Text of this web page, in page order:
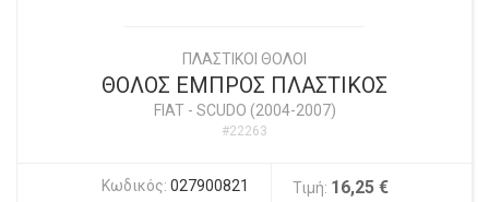
ΠΛΑΣΤΙΚΟΙ ΘΟΛΟΙ
ΘΟΛΟΣ ΕΜΠΡΟΣ ΠΛΑΣΤΙΚΟΣ
FIAT- SCUDO (2004-2007)
#22263
Κωδικός: 027900821 Τιμή: 16,25 €